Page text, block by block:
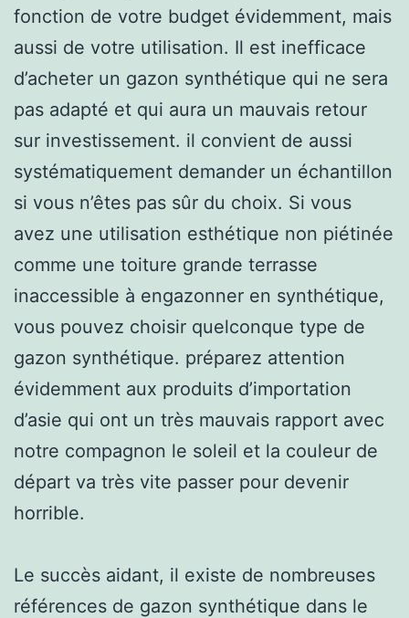
fonction de votre budget évidemment, mais
aussi de votre utilisation. Il est inefficace
d’acheter un gazon synthétique qui ne sera
pas adapté et qui aura un mauvais retour
sur investissement. il convient de aussi
systématiquement demander un échantillon
si vous n’êtes pas sûr du choix. Si vous
avez une utilisation esthétique non piétinée
comme une toiture grande terrasse
inaccessible à engazonner en synthétique,
vous pouvez choisir quelconque type de
gazon synthétique. préparez attention
évidemment aux produits d’importation
d’asie qui ont un très mauvais rapport avec
notre compagnon le soleil et la couleur de
départ va très vite passer pour devenir
horrible.
Le succès aidant, il existe de nombreuses
références de gazon synthétique dans le